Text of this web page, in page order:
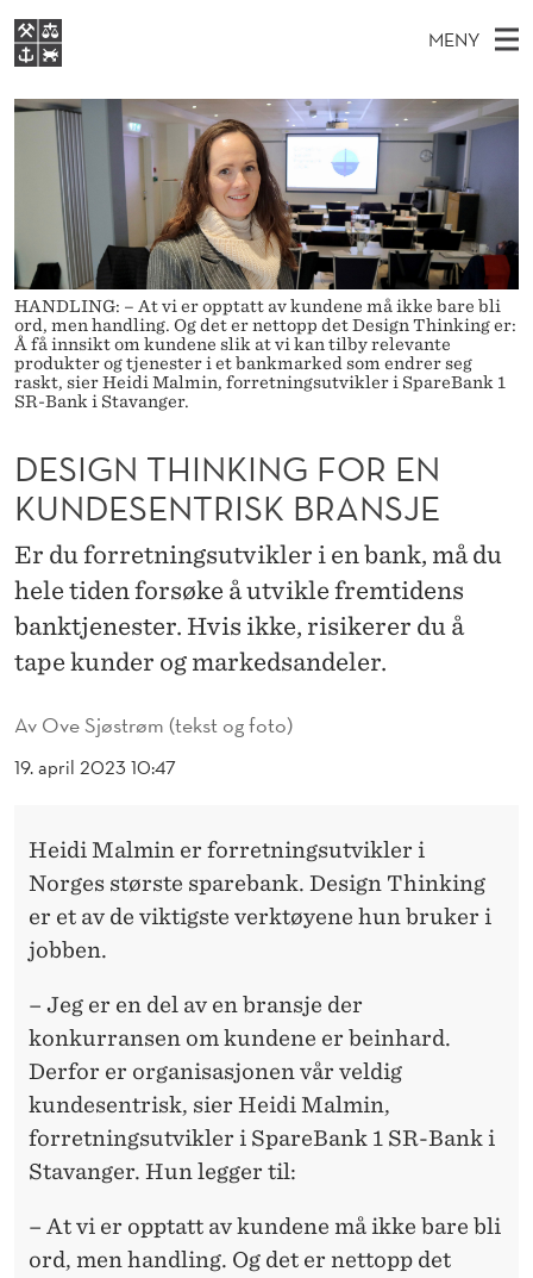
D
E
S
N
T
H
N
K
N
G
F
O
R
E
MENY
O
M
E
N
Y
FOR STUDENTER
VIDEREUTDANNING
BIBLIOTEKET
S
Ø
T
E
D
E
T
Forsiden
Studier
Forskning
Om NHH
Alumni
HANDLING: – At vi er opptatt av kundene må ikke bare bli
ord, men handling. Og det er nettopp det Design Thinking er:
Å få innsikt om kundene slik at vi kan tilby relevante
produkter og tjenester i et bankmarked som endrer seg
raskt, sier Heidi Malmin, forretningsutvikler i SpareBank 1
SR-Bank i Stavanger.
Av Ove Sjøstrøm (tekst og foto)
19. april 2023 10:47
DESIGN THINKING FOR EN
KUNDESENTRISK BRANSJE
Er du forretningsutvikler i en bank, må du
hele tiden forsøke å utvikle fremtidens
banktjenester. Hvis ikke, risikerer du å
tape kunder og markedsandeler.
Heidi Malmin er forretningsutvikler i
Norges største sparebank. Design Thinking
er et av de viktigste verktøyene hun bruker i
jobben.
– Jeg er en del av en bransje der
konkurransen om kundene er beinhard.
Derfor er organisasjonen vår veldig
kundesentrisk, sier Heidi Malmin,
forretningsutvikler i SpareBank 1 SR-Bank i
Stavanger. Hun legger til:
– At vi er opptatt av kundene må ikke bare bli
ord, men handling. Og det er nettopp det